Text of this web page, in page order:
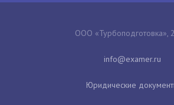
ООО «Турбоподготовка»,
Юридические